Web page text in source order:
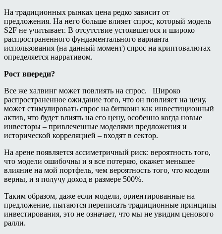
На традиционных рынках цена редко зависит от
предложения. На него больше влияет спрос, который модель
S2F не учитывает. В отсутствие устоявшегося и широко
распространенного фундаментального варианта
использования (на данный момент) спрос на криптовалютах
определяется нарративом.
Рост впереди?
Все же халвинг может повлиять на спрос. Широко
распространенное ожидание того, что он повлияет на цену,
может стимулировать спрос на биткоин как инвестиционный
актив, что будет влиять на его цену, особенно когда новые
инвесторы – привлеченные моделями предложения и
исторической корреляцией – входят в сектор.
На арене появляется ассиметричный риск: вероятность того,
что модели ошибочны и я все потеряю, окажет меньшее
влияние на мой портфель, чем вероятность того, что модели
верны, и я получу доход в размере 500%.
Таким образом, даже если модели, ориентированные на
предложение, пытаются переписать традиционные принципы
инвестирования, это не означает, что мы не увидим ценового
ралли.